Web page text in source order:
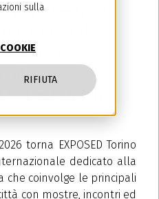
sulla
RIFIUTA
Festival:
rinnova il
terza
di
torna EXPOSED Torino
dedicato alla
che coinvolge le principali
con mostre, incontri ed